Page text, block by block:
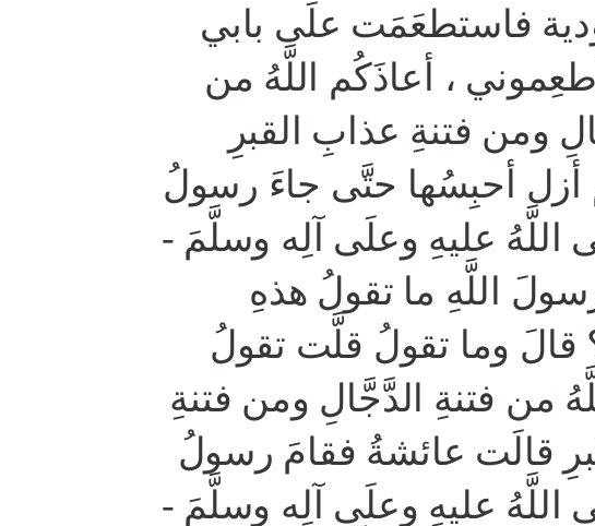
فاستطعَمَت علَى بابي
، أعاذَكُم اللَّهُ من
ومن فتنةِ عذابِ القبرِ
أزل أحبِسُها حتَّى جاءَ رسولُ
اللَّهُ عليهِ وعلَى آلِه وسلَّمَ -
اللَّهِ ما تقولُ هذهِ
؟ قالَ وما تقولُ قلَّت تقولُ
من فتنةِ الدَّجَّالِ ومن فتنةِ
قالَت عائشةُ فقامَ رسولُ
اللَّهُ عليهِ وعلَى آلِه وسلَّمَ -